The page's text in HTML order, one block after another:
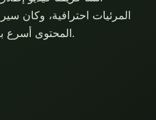
المرئيات احترافية، وكان
المحتوى أسرع بكثير من عملية الإنتاج التقليدية.